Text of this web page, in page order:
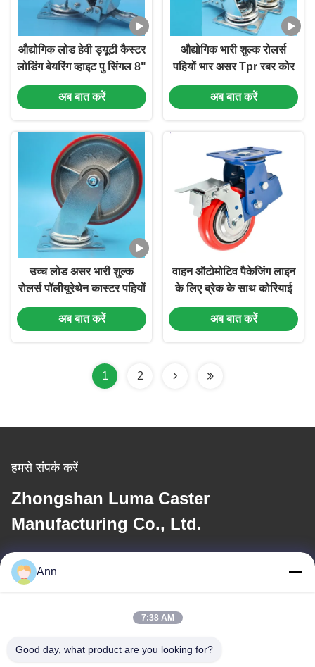
औद्योगिक लोड हेवी ड्यूटी कैस्टर
लोडिंग बेयरिंग व्हाइट पु सिंगल 8"
ब्रेकिंग रिजिड स्विवेल
वेयरहाउसिंग लॉजिस्टिक्स के लिए
अब बात करें
औद्योगिक भारी शुल्क रोलर्स
पहियों भार असर Tpr रबर कोर
रोलर्स एकल 6 "लॉकेबल कठोर
घुमावदार उपकरण कार्यस्थलों
अब बात करें
उच्च लोड असर भारी शुल्क
रोलर्स पॉलीयूरेथेन कास्टर पहियों
8 "लॉक करने योग्य घुमावदार
स्थिर घुमावदार औद्योगिक
अब बात करें
वाहन ऑटोमोटिव पैकेजिंग लाइन
के लिए ब्रेक के साथ कोरियाई
शॉक-एब्जॉर्बिंग कास्ट रेड डुअल
स्प्रिंग आयरन कोर पॉलीयुरेथेन
अब बात करें
1 2
हमसे संपर्क करें
Zhongshan Luma Caster
Manufacturing Co., Ltd.
ईमेल
ann@industrialwheelcasters.com
हमारा पता
Ann
7:38 AM
Good day, what product are you looking for?